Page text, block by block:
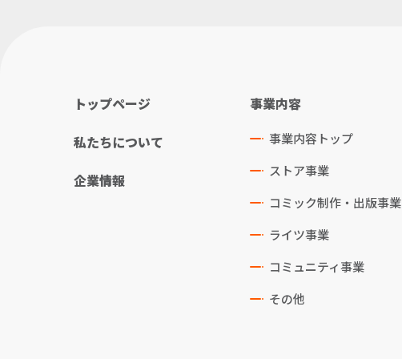
トップページ
私たちについて
企業情報
事業内容
事業内容トップ
ストア事業
コミック制作・出版事業
ライツ事業
コミュニティ事業
その他